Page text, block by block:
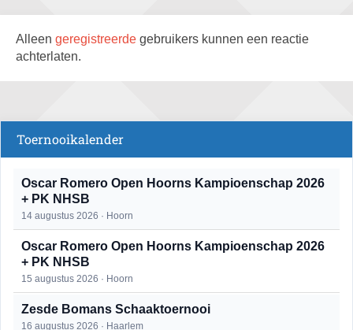
Alleen geregistreerde gebruikers kunnen een reactie
achterlaten.
Toernooikalender
Oscar Romero Open Hoorns Kampioenschap 2026
+ PK NHSB
14 augustus 2026 · Hoorn
Oscar Romero Open Hoorns Kampioenschap 2026
+ PK NHSB
15 augustus 2026 · Hoorn
Zesde Bomans Schaaktoernooi
16 augustus 2026 · Haarlem